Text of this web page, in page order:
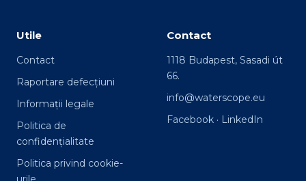
Utile
Contact
Raportare defecțiuni
Informații legale
Politica de
confidențialitate
Politica privind cookie-
Contact
1118 Budapest, Sasadi út
66.
info@waterscope.eu
Facebook · LinkedIn